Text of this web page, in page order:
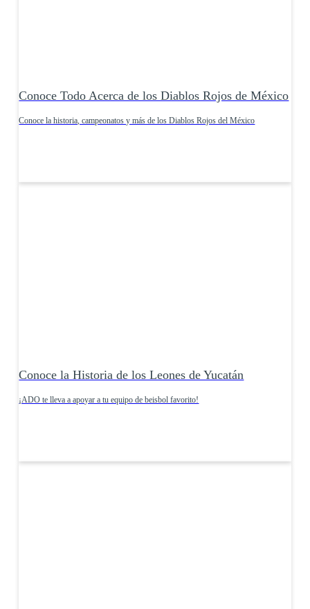
Conoce Todo Acerca de los Diablos Rojos de México
Conoce la historia, campeonatos y más de los Diablos Rojos del México
Conoce la Historia de los Leones de Yucatán
¡ADO te lleva a apoyar a tu equipo de beisbol favorito!